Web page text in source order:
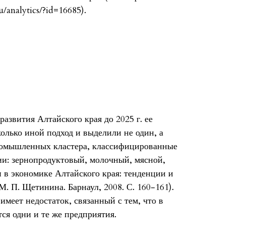
analytics/?id=16685).
Алтайского края до 2025 г. ее
иной подход и выделили не один, а
кластера, классифицированные
зернопродуктовый, молочный, мясной,
экономике Алтайского края: тенденции и
П. Щетинина. Барнаул, 2008. С. 160-161).
недостаток, связанный с тем, что в
одни и те же предприятия.